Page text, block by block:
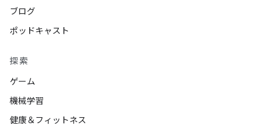
ブログ
ポッドキャスト
探索
ゲーム
機械学習
健康＆フィットネス